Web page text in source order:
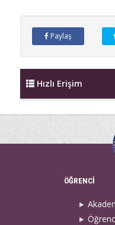
Paylaş
Hızlı Erişim
ÖĞRENCİ